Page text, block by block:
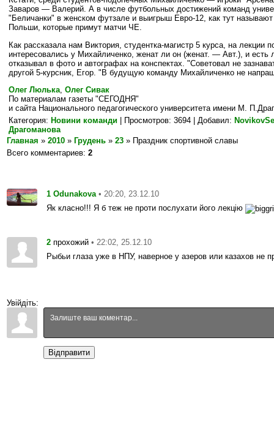
Заваров — Валерий. А в числе футбольных достижений команд
"Беличанки" в женском футзале и выигрыш Евро-12, как тут
Польши, которые примут матчи ЧЕ.
Как рассказала нам Виктория, студентка­-магистр 5 курса, на
интересовались у Михайличенко, женат ли он (женат. — Авт.), и
отказывал в фото и автографах на конспектах. "Советовал не
другой 5-курсник, Егор. "В будущую команду Михайличенко не
Олег Люлька Олег Сивак
По материалам газеты "СЕГОДНЯ"
и сайта Национального педагогического университета имени М. П.
Категория: Новини команди | Просмотров: 3694 | Добавил:
Драгоманова
Главная » 2010 » Грудень » 23 » Праздник спортивной славы
Всего комментариев: 2
1 Odunakova • 20:20, 23.12.10
Як класно!!! Я б теж не проти послухати його лекцію
2 прохожий • 22:02, 25.12.10
Рыбьи глаза уже в НПУ, наверное у азеров или казахов не
Увійдіть:
Відправити